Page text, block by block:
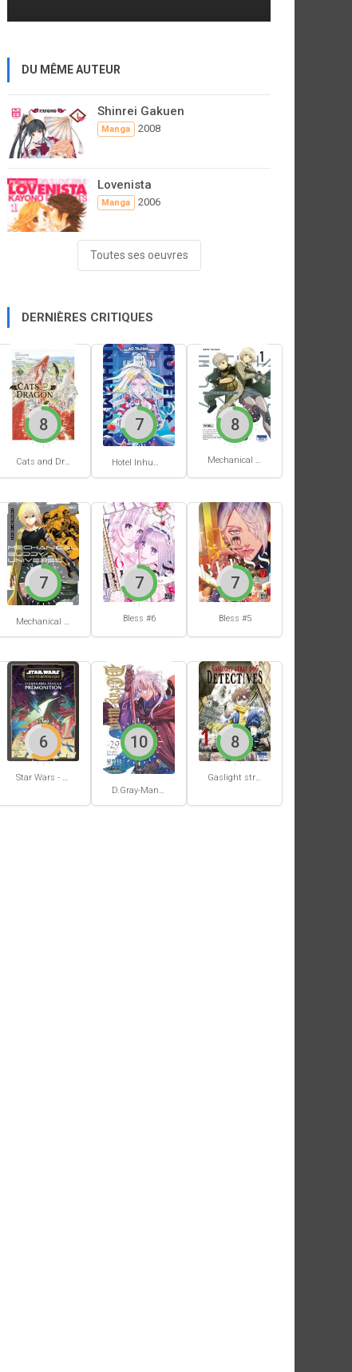
DU MÊME AUTEUR
Shinrei Gakuen
Manga 2008
Lovenista
Manga 2006
Toutes ses oeuvres
DERNIÈRES CRITIQUES
Cats and Dragon #3
8
Hotel Inhumans #1
7
Mechanical Buddy Universe #1
8
Mechanical Buddy Universe #0
7
Bless #6
7
Bless #5
7
6
D.Gray-Man #29
10 8